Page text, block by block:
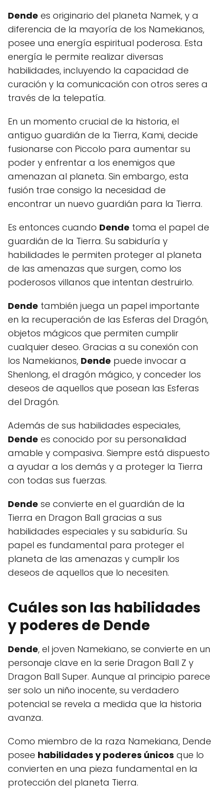
Dende es originario del planeta Namek, y a
diferencia de la mayoría de los Namekianos,
posee una energía espiritual poderosa. Esta
energía le permite realizar diversas
habilidades, incluyendo la capacidad de
curación y la comunicación con otros seres a
través de la telepatía.
En un momento crucial de la historia, el
antiguo guardián de la Tierra, Kami, decide
fusionarse con Piccolo para aumentar su
poder y enfrentar a los enemigos que
amenazan al planeta. Sin embargo, esta
fusión trae consigo la necesidad de
encontrar un nuevo guardián para la Tierra.
Es entonces cuando Dende toma el papel de
guardián de la Tierra. Su sabiduría y
habilidades le permiten proteger al planeta
de las amenazas que surgen, como los
poderosos villanos que intentan destruirlo.
Dende también juega un papel importante
en la recuperación de las Esferas del Dragón,
objetos mágicos que permiten cumplir
cualquier deseo. Gracias a su conexión con
los Namekianos, Dende puede invocar a
Shenlong, el dragón mágico, y conceder los
deseos de aquellos que posean las Esferas
del Dragón.
Además de sus habilidades especiales,
Dende es conocido por su personalidad
amable y compasiva. Siempre está dispuesto
a ayudar a los demás y a proteger la Tierra
con todas sus fuerzas.
Dende se convierte en el guardián de la
Tierra en Dragon Ball gracias a sus
habilidades especiales y su sabiduría. Su
papel es fundamental para proteger el
planeta de las amenazas y cumplir los
deseos de aquellos que lo necesiten.
Cuáles son las habilidades
y poderes de Dende
Dende, el joven Namekiano, se convierte en un
personaje clave en la serie Dragon Ball Z y
Dragon Ball Super. Aunque al principio parece
ser solo un niño inocente, su verdadero
potencial se revela a medida que la historia
avanza.
Como miembro de la raza Namekiana, Dende
posee habilidades y poderes únicos que lo
convierten en una pieza fundamental en la
protección del planeta Tierra.